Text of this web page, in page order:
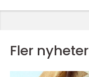
Fler nyheter